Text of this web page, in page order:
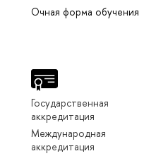
Очная форма обучения
Государственная
аккредитация
Международная
аккредитация